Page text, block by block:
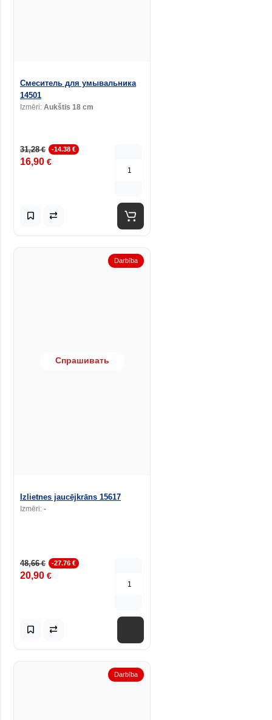
Смеситель для умывальника
14501
Izmēri: Aukštis 18 cm
31,28€ -14.38 €
16,90 €
Darbība
Спрашивать
Izlietnes jaucējkrāns 15617
Izmēri: -
48,66€ -27.76 €
20,90 €
Darbība